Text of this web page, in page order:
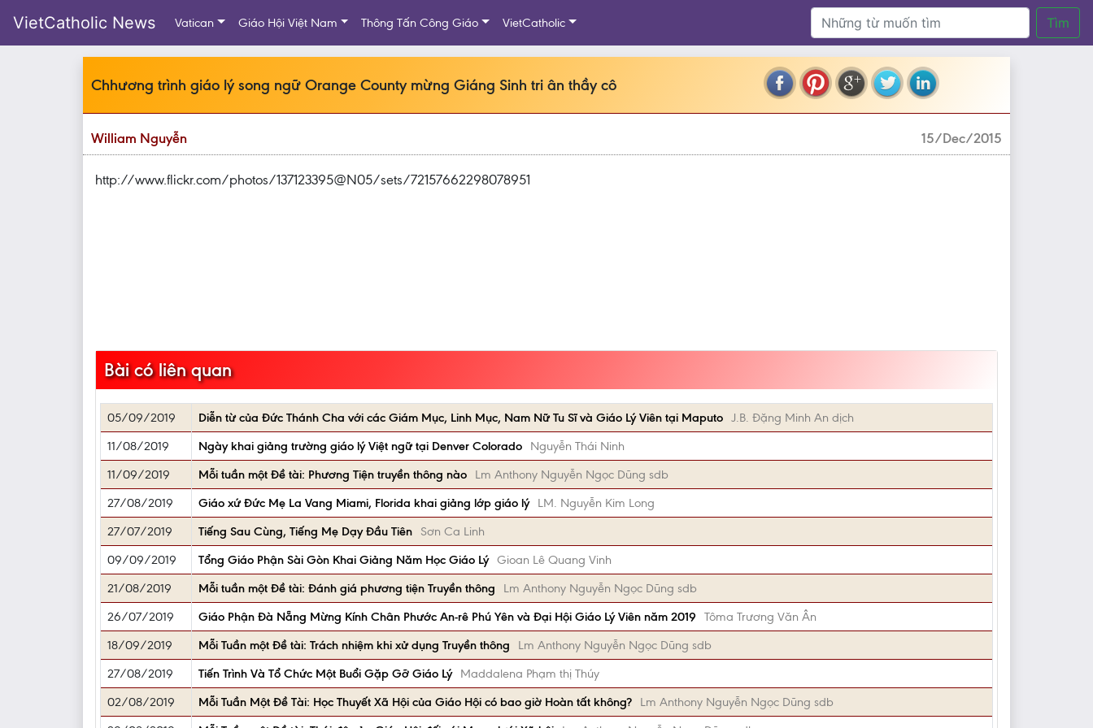
VietCatholic News Vatican Giáo Hội Việt Nam Thông Tấn Công Giáo VietCatholic Tìm
Chhương trình giáo lý song ngữ Orange County mừng Giáng Sinh tri ân thầy cô
William Nguyễn 15/Dec/2015
http://www.flickr.com/photos/137123395@N05/sets/72157662298078951
Bài có liên quan
05/09/2019 Diễn từ của Đức Thánh Cha với các Giám Mục, Linh Mục, Nam Nữ Tu Sĩ và Giáo Lý Viên tại Maputo J.B. Đặng Minh An dịch
11/08/2019
Ngày khai giảng trường giáo lý Việt ngữ tại Denver Colorado
Nguyễn Thái Ninh
11/09/2019
Mỗi tuần một Đề tài: Phương Tiện truyền thông nào
Lm Anthony Nguyễn Ngọc Dũng sdb
27/08/2019
Giáo xứ Đức Mẹ La Vang Miami, Florida khai giảng lớp giáo lý
LM. Nguyễn Kim Long
27/07/2019
Tiếng Sau Cùng, Tiếng Mẹ Dạy Đầu Tiên
Sơn Ca Linh
09/09/2019
Tổng Giáo Phận Sài Gòn Khai Giảng Năm Học Giáo Lý Gioan Lê Quang Vinh
21/08/2019
Mỗi tuần một Đề tài: Đánh giá phương tiện Truyền thông
Lm Anthony Nguyễn Ngọc Dũng sdb
26/07/2019
Giáo Phận Đà Nẵng Mừng Kính Chân Phước An-rê Phú Yên và Đại Hội Giáo Lý Viên năm 2019
Tôma Trương Văn Ân
18/09/2019
Mỗi Tuần một Đề tài: Trách nhiệm khi xử dụng Truyền thông
Lm Anthony Nguyễn Ngọc Dũng sdb
27/08/2019
Tiến Trình Và Tổ Chức Một Buổi Gặp Gỡ Giáo Lý
Maddalena Phạm thị Thúy
02/08/2019
Mỗi Tuần Một Đề Tài: Học Thuyết Xã Hội của Giáo Hội có bao giờ Hoàn tất không?
Lm Anthony Nguyễn Ngọc Dũng sdb